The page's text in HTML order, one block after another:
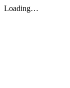
Loading…